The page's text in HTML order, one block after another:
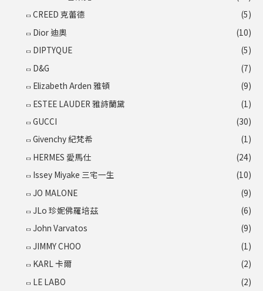
CREED 克蕾德
(5)
Dior 迪奧
(10)
DIPTYQUE
(5)
D&G
(7)
Elizabeth Arden 雅頓
(9)
ESTEE LAUDER 雅詩蘭黛
(1)
GUCCI
(30)
Givenchy 紀梵希
(1)
HERMES 愛馬仕
(24)
Issey Miyake 三宅一生
(10)
JO MALONE
(9)
JLo 珍妮佛羅培茲
(6)
John Varvatos
(9)
JIMMY CHOO
(1)
KARL 卡爾
(2)
LE LABO
(2)